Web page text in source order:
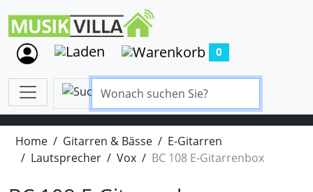
0
Home Gitarren & Bässe
E-Gitarren
Lautsprecher
Vox BC 108 E-Gitarrenbox